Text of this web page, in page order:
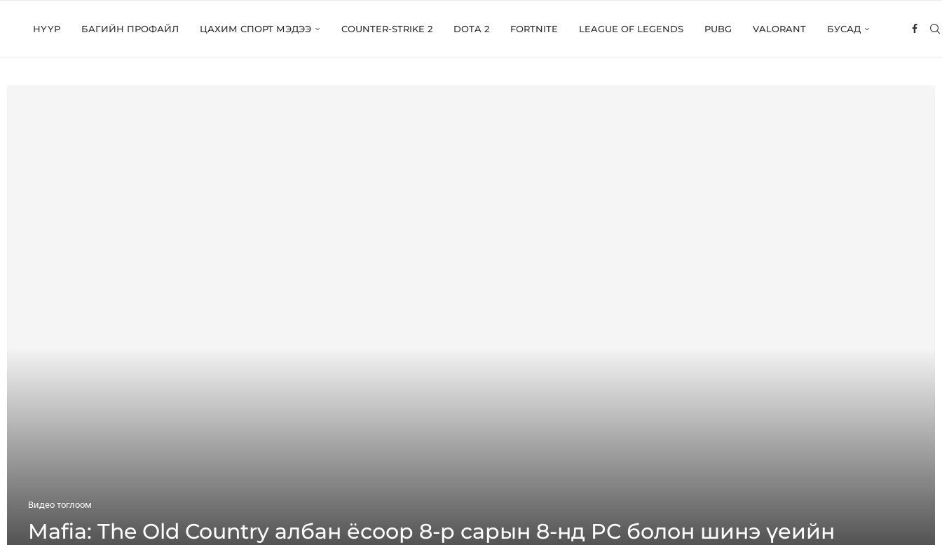
НҮҮР БАГИЙН ПРОФАЙЛ ЦАХИМ СПОРТ МЭДЭЭ COUNTER-STRIKE 2 DOTA 2 FORTNITE LEAGUE OF LEGENDS PUBG VALORANT БУСАД
Видео тоглоом
Mafia: The Old Country албан ёсоор 8-р сарын 8-нд PC болон шинэ үеийн